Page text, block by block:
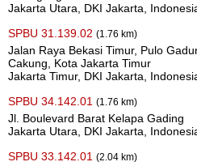
Jakarta Utara, DKI Jakarta,
SPBU 31.139.02 (1.76 km)
Jalan Raya Bekasi Timur, Pulo
Cakung, Kota Jakarta Timur
Jakarta Timur, DKI Jakarta,
SPBU 34.142.01 (1.76 km)
Jl. Boulevard Barat Kelapa Gading
Jakarta Utara, DKI Jakarta,
SPBU 33.142.01 (2.04 km)